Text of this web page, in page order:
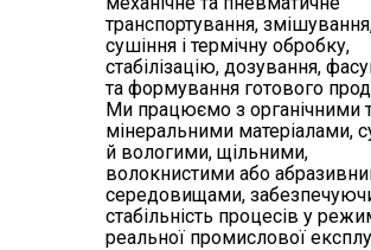
транспортування,
сушіння і термічну обробку,
стабілізацію, дозування,
та формування готового
Ми працюємо з органічними
мінеральними матеріалами,
й вологими, щільними,
волокнистими або
середовищами,
стабільність процесів у
реальної промислової